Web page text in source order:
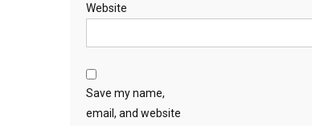
Website
Save my name,
email, and website